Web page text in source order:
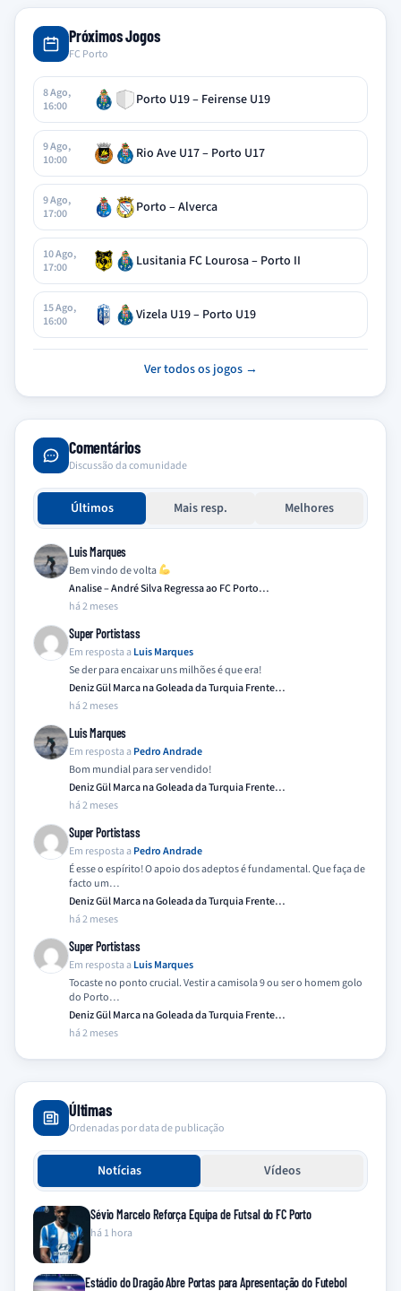
Próximos Jogos
FC Porto
8 Ago,
16:00
Porto U19 – Feirense U19
9 Ago,
10:00
Rio Ave U17 – Porto U17
9 Ago,
17:00
Porto – Alverca
10 Ago,
17:00
Lusitania FC Lourosa – Porto II
15 Ago,
16:00
Vizela U19 – Porto U19
Ver todos os jogos →
Comentários
Discussão da comunidade
Últimos Mais resp. Melhores
Luis Marques
Bem vindo de volta
Analise – André Silva Regressa ao FC Porto…
há 2 meses
Super Portistass
Em resposta a Luis Marques
Se der para encaixar uns milhões é que era!
Deniz Gül Marca na Goleada da Turquia Frente…
há 2 meses
Luis Marques
Em resposta a Pedro Andrade
Bom mundial para ser vendido!
Deniz Gül Marca na Goleada da Turquia Frente…
há 2 meses
Super Portistass
Em resposta a Pedro Andrade
É esse o espírito! O apoio dos adeptos é fundamental. Que faça de
facto um…
Deniz Gül Marca na Goleada da Turquia Frente…
há 2 meses
Super Portistass
Em resposta a Luis Marques
Tocaste no ponto crucial. Vestir a camisola 9 ou ser o homem golo
do Porto…
Deniz Gül Marca na Goleada da Turquia Frente…
há 2 meses
Últimas
Ordenadas por data de publicação
Notícias Vídeos
Sévio Marcelo Reforça Equipa de Futsal do FC Porto
há 1 hora
Estádio do Dragão Abre Portas para Apresentação do Futebol